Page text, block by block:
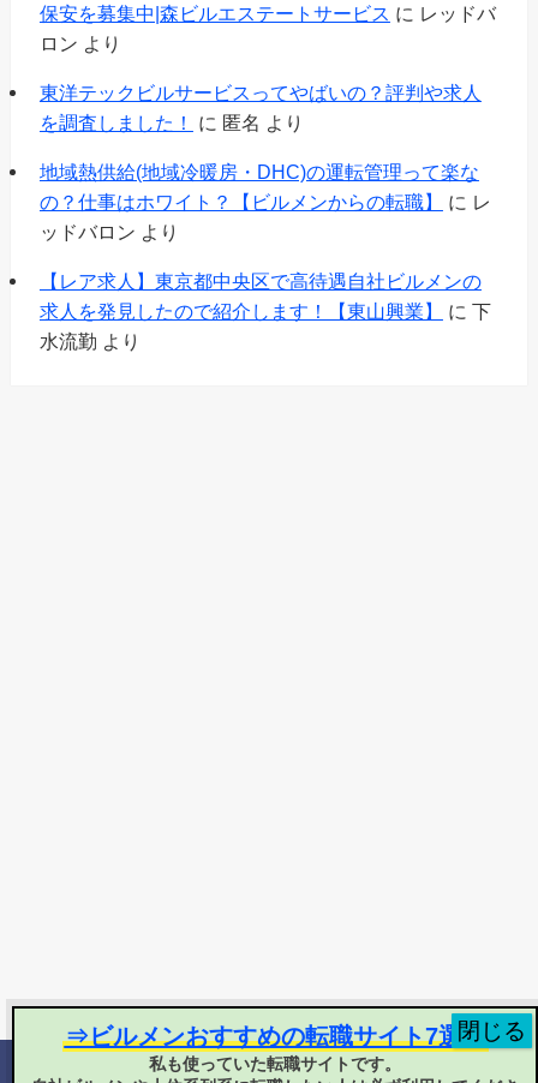
保安を募集中|森ビルエステートサービス に レッドバ
ロン より
東洋テックビルサービスってやばいの？評判や求人
を調査しました！
に 匿名 より
地域熱供給(地域冷暖房・DHC)の運転管理って楽な
の？仕事はホワイト？【ビルメンからの転職】
に レ
ッドバロン より
【レア求人】東京都中央区で高待遇自社ビルメンの
求人を発見したので紹介します！【東山興業】
に 下
水流勤 より
⇒ビルメンおすすめの転職サイト7選！
私も使っていた転職サイトです。